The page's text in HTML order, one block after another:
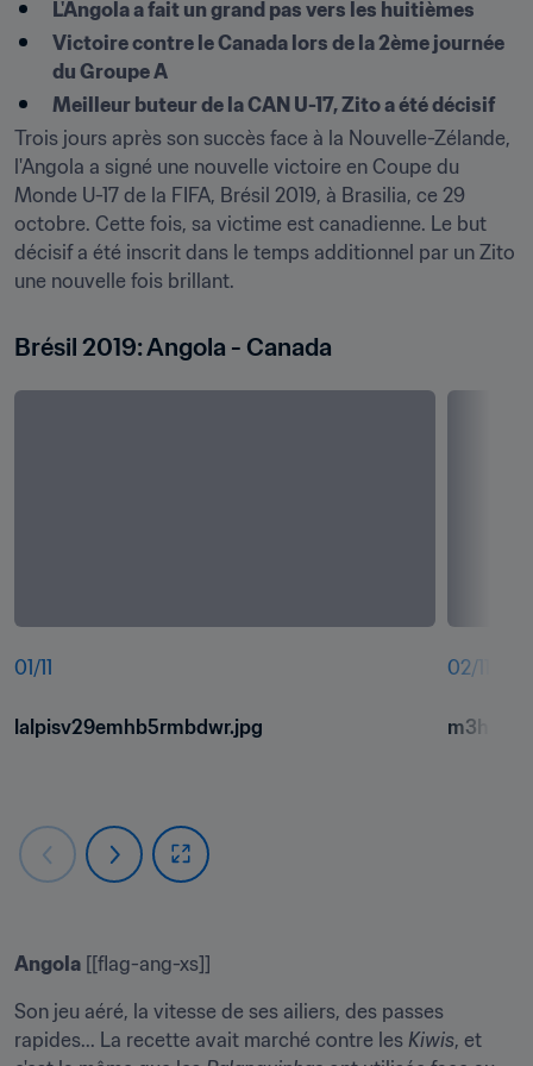
L'Angola a fait un grand pas vers les huitièmes
Victoire contre le Canada lors de la 2ème journée
du Groupe A
Meilleur buteur de la CAN U-17, Zito a été décisif
Trois jours après son succès face à la Nouvelle-Zélande,
l'Angola a signé une nouvelle victoire en Coupe du
Monde U-17 de la FIFA, Brésil 2019, à Brasilia, ce 29
octobre. Cette fois, sa victime est canadienne. Le but
décisif a été inscrit dans le temps additionnel par un Zito
une nouvelle fois brillant.
Brésil 2019: Angola - Canada
01 /11
lalpisv29emhb5rmbdwr.jpg
02/11
Angola [[flag-ang-xs]]
Son jeu aéré, la vitesse de ses ailiers, des passes
rapides... La recette avait marché contre les Kiwis, et